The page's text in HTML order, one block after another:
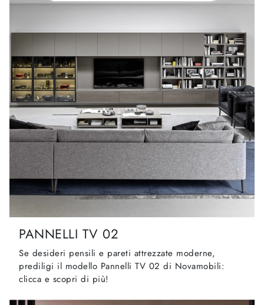
PANNELLI TV 02
Se desideri pensili e pareti attrezzate moderne,
prediligi il modello Pannelli TV 02 di Novamobili:
clicca e scopri di più!